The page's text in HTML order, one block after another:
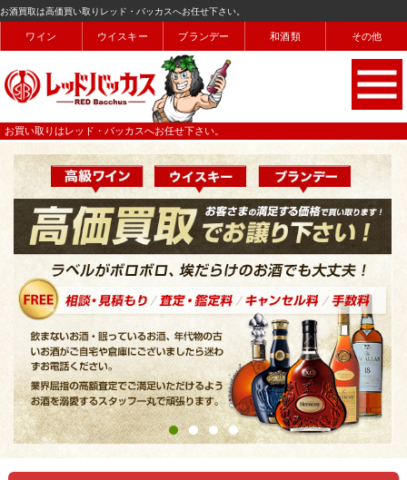
お酒買取は高価買い取りレッド・バッカスへお任せ下さい。
ワイン ウイスキー ブランデー 和酒類 その他
お買い取りはレッド・バッカスへお任せ下さい。